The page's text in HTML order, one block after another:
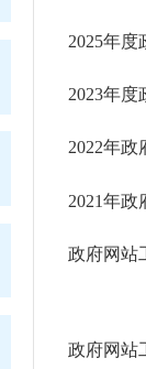
2025年度
2023年度
2022年政
2021年
政府网站
政府网站